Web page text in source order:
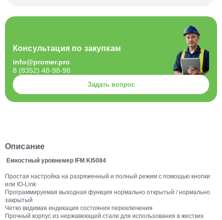
Описание
Емкостный уровнемер IFM KI5084
Простая настройка на разряженный и полный режим с помощью кнопки
или IO-Link
Программируемая выходная функция нормально открытый / нормально
закрытый
Четко видимая индикация состояния переключения
Прочный корпус из нержавеющей стали для использования в жестких
Консультация по закупкам
info@promer.pro
8 (8352) 48-98-98
Задать вопрос